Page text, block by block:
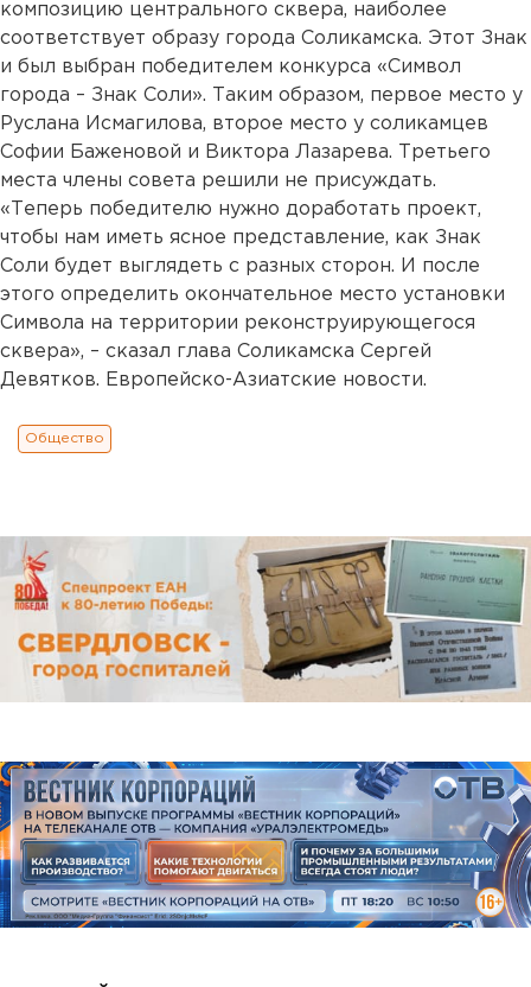
композицию центрального сквера, наиболее
соответствует образу города Соликамска. Этот Знак
и был выбран победителем конкурса «Символ
города – Знак Соли». Таким образом, первое место у
Руслана Исмагилова, второе место у соликамцев
Софии Баженовой и Виктора Лазарева. Третьего
места члены совета решили не присуждать.
«Теперь победителю нужно доработать проект,
чтобы нам иметь ясное представление, как Знак
Соли будет выглядеть с разных сторон. И после
этого определить окончательное место установки
Символа на территории реконструирующегося
сквера», – сказал глава Соликамска Сергей
Девятков. Европейско-Азиатские новости.
Общество